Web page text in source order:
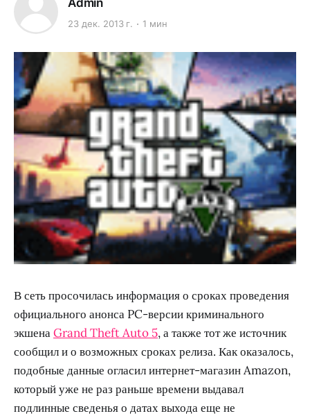
23 дек. 2013 г. 1 мин
В сеть просочилась информация о сроках проведения
официального анонса PC-версии криминального
экшенаGrand Theft Auto 5, а также тот же источник
сообщил и о возможных сроках релиза. Как оказалось,
подобные данные огласил интернет-магазин Amazon,
который уже не раз раньше времени выдавал
подлинные сведенья о датах выхода еще не